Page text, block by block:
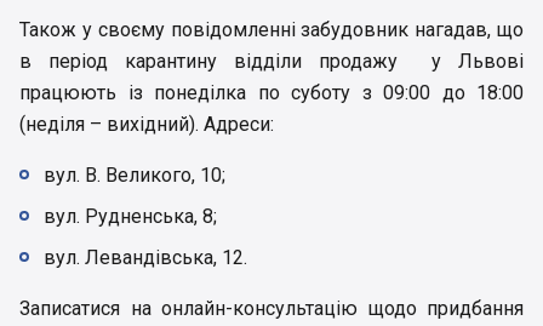
Також у своєму повідомленні забудовник нагадав, що
в період карантину відділи продажу у Львові
працюють із понеділка по суботу з 09:00 до 18:00
(неділя – вихідний). Адреси:
вул. В. Великого, 10;
вул. Рудненська, 8;
вул. Левандівська, 12.
Записатися на онлайн-консультацію щодо придбання